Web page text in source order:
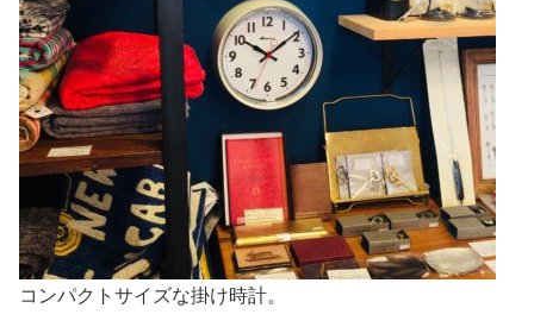
コンパクトサイズな掛け時計。